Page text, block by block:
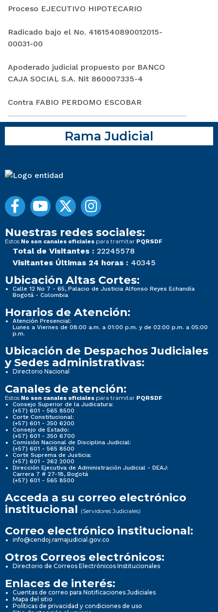
Proceso EJECUTIVO HIPOTECARIO
Radicado bajo el No. 4161540890012015-
00031-00
Apoderado judicial propuesto por BANCO
CAJA SOCIAL S.A. Nit 860007335-4
Contra FABIO PERDOMO ESCOBAR
Rama Judicial
Nuestras redes sociales:
Estos No son canales oficiales para tramitar PQRSDF
Total de Visitantes : 22245578
Visitantes Últimas 24 horas : 40345
Ubicación Altas Cortes:
Calle 12 No 7 - 65, Palacio de Justicia Alfonso Reyes Echandía
Bogotá - Colombia
Horarios de Atención:
Atención Presencial:
Lunes a Viernes de 08:00 a.m. a 01:00 p.m. y de 02:00 p.m. a 05:00
p.m.
Ubicación de Despachos Judiciales
y Sedes administrativas:
Directorio Nacional
Canales de atención:
Estos No son canales oficiales para tramitar PQRSDF
Consejo Superior de la Judicatura:
(+57) 601 - 565 8500
Corte Constitucional:
(+57) 601 - 350 6200
Consejo de Estado:
(+57) 601 - 350 6700
Comisión Nacional de Disciplina Judicial:
(+57) 601 - 565 8500
Corte Suprema de Justicia:
(+57) 601 - 362 2000
Dirección Ejecutiva de Administración Judicial - DEAJ:
Carrera 7 # 27-18, Bogotá
(+57) 601 - 565 8500
Acceda a su correo electrónico
institucional (Servidores Judiciales)
Correo electrónico institucional:
info@cendoj.ramajudicial.gov.co
Otros Correos electrónicos:
Directorio de Correos Electrónicos Institucionales
Enlaces de interés:
Cuentas de correo para Notificaciones Judiciales
Mapa del sitio
Políticas de privacidad y condiciones de uso